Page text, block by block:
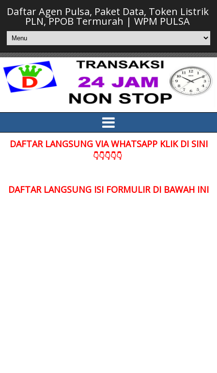
Daftar Agen Pulsa, Paket Data, Token Listrik
PLN, PPOB Termurah | WPM PULSA
DAFTAR LANGSUNG VIA WHATSAPP KLIK DI SINI
👇👇👇👇👇
DAFTAR LANGSUNG ISI FORMULIR DI BAWAH INI